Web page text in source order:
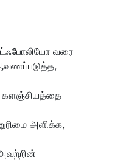
வரை
களஞ்சியத்தை
அளிக்க,